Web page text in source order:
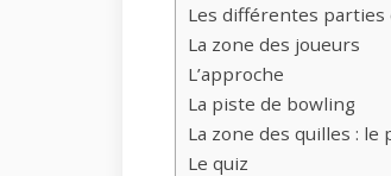
Les différentes parties
La zone des joueurs
L’approche
La piste de bowling
La zone des quilles : le
Le quiz